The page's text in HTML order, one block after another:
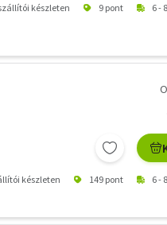
készleten 9 pont 6 -
készleten 149 pont 6 -